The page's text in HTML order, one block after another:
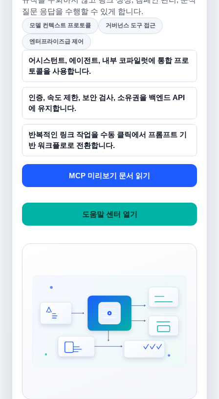
질문 응답을 수행할 수 있게 합니다.
모델 컨텍스트 프로토콜 거버넌스 도구 접근
엔터프라이즈급 제어
어시스턴트, 에이전트, 내부 코파일럿에 통합 프로
토콜을 사용합니다.
인증, 속도 제한, 보안 검사, 소유권을 백엔드 API
에 유지합니다.
반복적인 링크 작업을 수동 클릭에서 프롬프트 기
반 워크플로로 전환합니다.
MCP 미리보기 문서 읽기
도움말 센터 열기